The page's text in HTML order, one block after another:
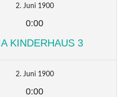
2. Juni 1900
0:00
KINDERHAUS 3
2. Juni 1900
0:00